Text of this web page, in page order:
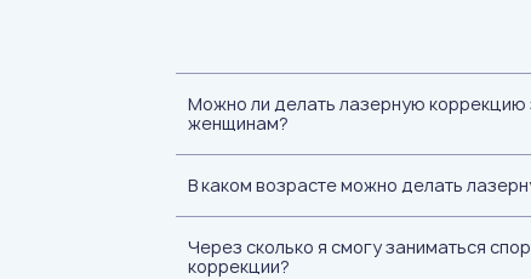
Можно ли делать лазерную
женщинам?
В каком возрасте можно делать
Через сколько я смогу заниматься
коррекции?